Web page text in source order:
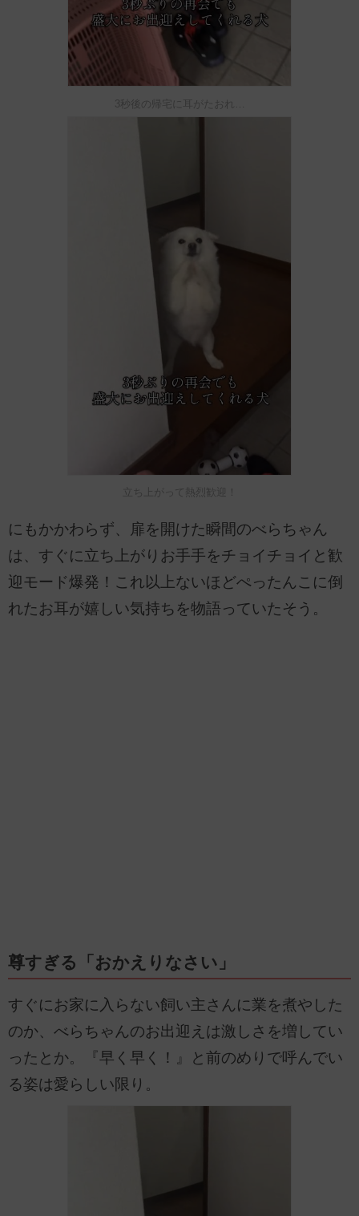
3秒後の帰宅に耳がたおれ…
立ち上がって熱烈歓迎！
にもかかわらず、扉を開けた瞬間のべらちゃん
は、すぐに立ち上がりお手手をチョイチョイと歓
迎モード爆発！これ以上ないほどぺったんこに倒
れたお耳が嬉しい気持ちを物語っていたそう。
尊すぎる「おかえりなさい」
すぐにお家に入らない飼い主さんに業を煮やした
のか、べらちゃんのお出迎えは激しさを増してい
ったとか。『早く早く！』と前のめりで呼んでい
る姿は愛らしい限り。